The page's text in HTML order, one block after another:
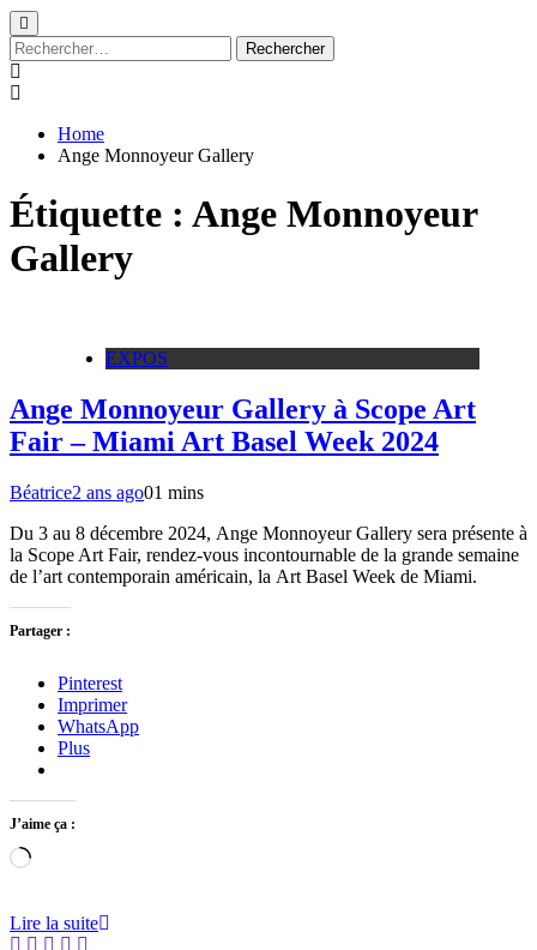
Rechercher :
Home
Ange Monnoyeur Gallery
Étiquette : Ange Monnoyeur
Gallery
EXPOS
Ange Monnoyeur Gallery à Scope Art
Fair – Miami Art Basel Week 2024
Béatrice2 ans ago01 mins
Du 3 au 8 décembre 2024, Ange Monnoyeur Gallery sera présente à
la Scope Art Fair, rendez-vous incontournable de la grande semaine
de l’art contemporain américain, la Art Basel Week de Miami.
Partager :
Pinterest
Imprimer
WhatsApp
Plus
J’aime ça :
Chargement…
Lire la suite